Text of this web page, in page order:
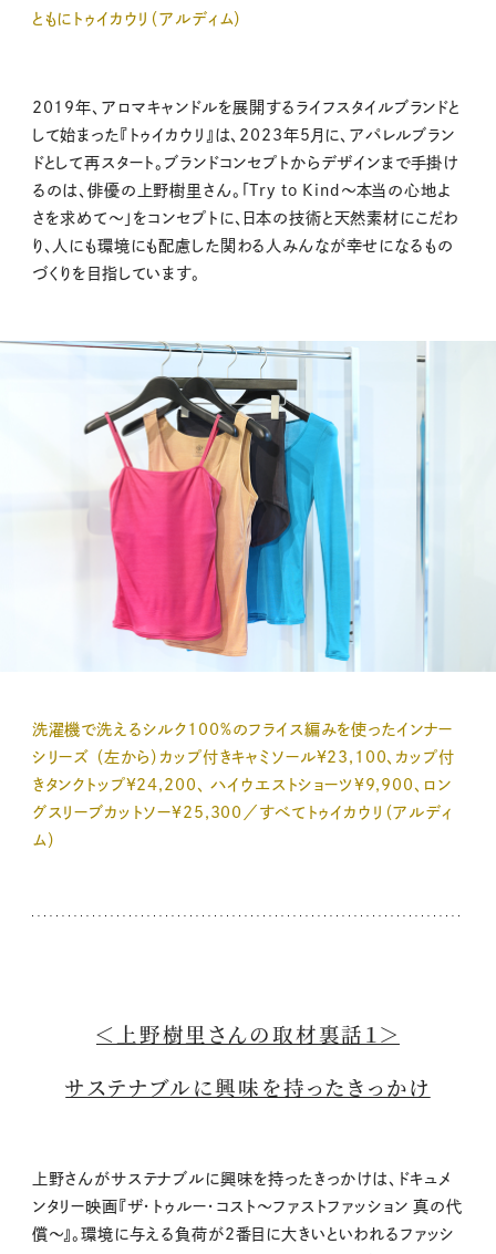
ともにトゥイカウリ（アルディム）
2019年、アロマキャンドルを展開するライフスタイルブランドと
して始まった『トゥイカウリ』は、2023年5月に、アパレルブラン
ドとして再スタート。ブランドコンセプトからデザインまで手掛け
るのは、俳優の上野樹里さん。「Try to Kind〜本当の心地よ
さを求めて〜」をコンセプトに、日本の技術と天然素材にこだわ
り、人にも環境にも配慮した関わる人みんなが幸せになるもの
づくりを目指しています。
洗濯機で洗えるシルク100%のフライス編みを使ったインナー
シリーズ （左から）カップ付きキャミソール¥23,100、カップ付
きタンクトップ¥24,200、 ハイウエストショーツ¥9,900、ロン
グスリーブカットソー¥25,300／すべてトゥイカウリ（アルディ
ム）
＜上野樹里さんの取材裏話１＞
サステナブルに興味を持ったきっかけ
上野さんがサステナブルに興味を持ったきっかけは、ドキュメ
ンタリー映画『ザ・トゥルー・コスト〜ファストファッション 真の代
償〜』。環境に与える負荷が2番目に大きいといわれるファッシ